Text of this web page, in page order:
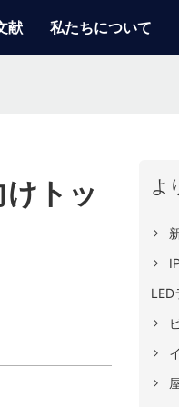
献 私たちについて
トッ
よ
LED